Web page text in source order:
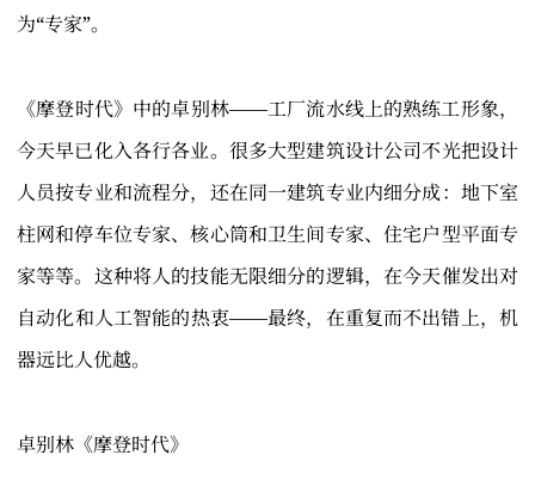
为“专家”。
《摩登时代》中的卓别林——工厂流水线上的熟练工形象，
今天早已化入各行各业。很多大型建筑设计公司不光把设计
人员按专业和流程分，还在同一建筑专业内细分成：地下室
柱网和停车位专家、核心筒和卫生间专家、住宅户型平面专
家等等。这种将人的技能无限细分的逻辑，在今天催发出对
自动化和人工智能的热衷——最终，在重复而不出错上，机
器远比人优越。
卓别林《摩登时代》